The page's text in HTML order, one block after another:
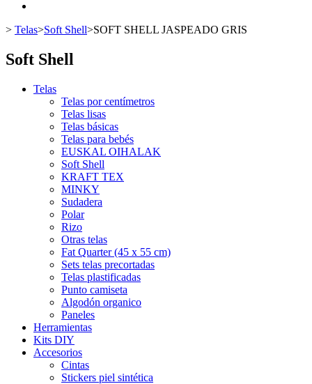
> Telas>Soft Shell>SOFT SHELL JASPEADO GRIS
Soft Shell
Telas
Telas por centímetros
Telas lisas
Telas básicas
Telas para bebés
EUSKAL OIHALAK
Soft Shell
KRAFT TEX
MINKY
Sudadera
Polar
Rizo
Otras telas
Fat Quarter (45 x 55 cm)
Sets telas precortadas
Telas plastificadas
Punto camiseta
Algodón organico
Paneles
Herramientas
Kits DIY
Accesorios
Cintas
Stickers piel sintética
MOTITAS
0,12 €
RAYAS NEGRO Y BLANCO
0,12 €
MOTITAS ROSAS